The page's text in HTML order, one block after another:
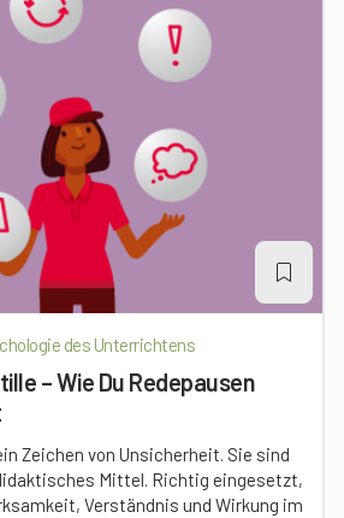
des Unterrichtens
– Wie Du Redepausen
Zeichen von Unsicherheit. Sie sind
Mittel. Richtig eingesetzt,
Verständnis und Wirkung im